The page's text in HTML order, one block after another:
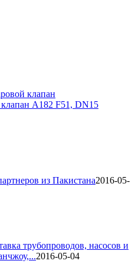
клапан
A182 F51, DN15
из Пакистана2016-05-
трубопроводов, насосов и
2016-05-04